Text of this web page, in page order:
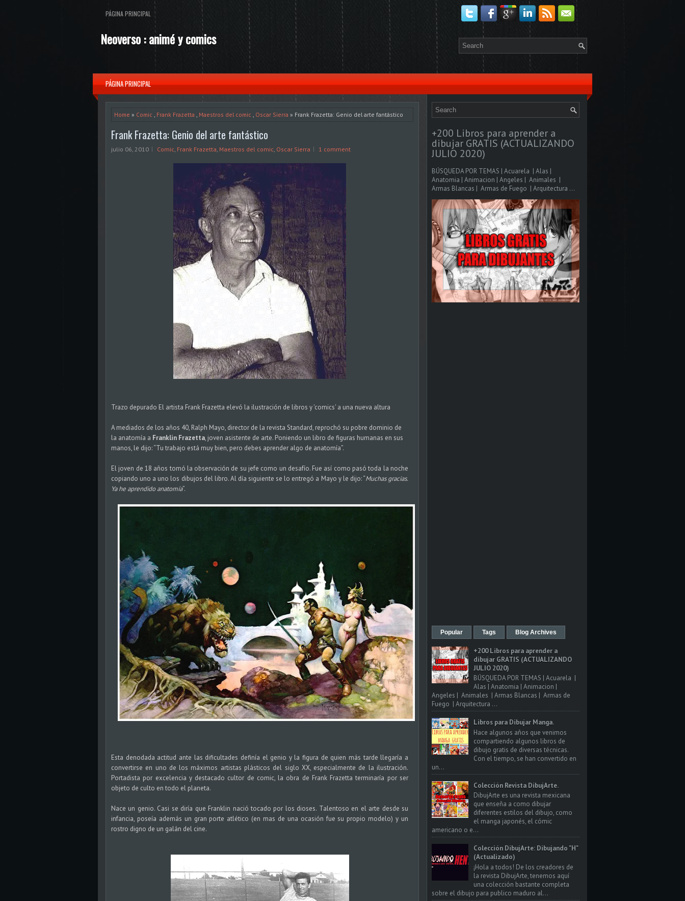
PÁGINA PRINCIPAL
Neoverso : animé y comics
PÁGINA PRINCIPAL
Home » Comic , Frank Frazetta , Maestros del comic , Oscar Sierra » Frank Frazetta: Genio del arte fantástico
Frank Frazetta: Genio del arte fantástico
julio 06, 2010 Comic, Frank Frazetta, Maestros del comic, Oscar Sierra 1 comment
Trazo depurado El artista Frank Frazetta elevó la ilustración de libros y 'comics' a una nueva altura
A mediados de los años 40, Ralph Mayo, director de la revista Standard, reprochó su pobre dominio de
la anatomía a Franklin Frazetta, joven asistente de arte. Poniendo un libro de figuras humanas en sus
manos, le dijo: “Tu trabajo está muy bien, pero debes aprender algo de anatomía”.
El joven de 18 años tomó la observación de su jefe como un desafío. Fue así como pasó toda la noche
copiando uno a uno los dibujos del libro. Al día siguiente se lo entregó a Mayo y le dijo: “Muchas gracias.
Ya he aprendido anatomía”.
Esta denodada actitud ante las dificultades definía el genio y la figura de quien más tarde llegaría a
convertirse en uno de los máximos artistas plásticos del siglo XX, especialmente de la ilustración.
Portadista por excelencia y destacado cultor de comic, la obra de Frank Frazetta terminaría por ser
objeto de culto en todo el planeta.
Nace un genio. Casi se diría que Franklin nació tocado por los dioses. Talentoso en el arte desde su
infancia, poseía además un gran porte atlético (en mas de una ocasión fue su propio modelo) y un
rostro digno de un galán del cine.
+200 Libros para aprender a
dibujar GRATIS (ACTUALIZANDO
JULIO 2020)
BÚSQUEDA POR TEMAS | Acuarela | Alas |
Anatomia | Animacion | Angeles | Animales |
Armas Blancas | Armas de Fuego | Arquitectura ...
Popular Tags Blog Archives
+200 Libros para aprender a
dibujar GRATIS (ACTUALIZANDO
JULIO 2020)
BÚSQUEDA POR TEMAS | Acuarela |
Alas | Anatomia | Animacion |
Angeles | Animales | Armas Blancas | Armas de
Fuego | Arquitectura ...
Libros para Dibujar Manga.
Hace algunos años que venimos
compartiendo algunos libros de
dibujo gratis de diversas técnicas.
Con el tiempo, se han convertido en
un...
Colección Revista DibujArte.
DibujArte es una revista mexicana
que enseña a como dibujar
diferentes estilos del dibujo, como
el manga japonés, el cómic
americano o e...
Colección DibujArte: Dibujando "H"
(Actualizado)
¡Hola a todos! De los creadores de
la revista DibujArte, tenemos aquí
una colección bastante completa
sobre el dibujo para publico maduro al...